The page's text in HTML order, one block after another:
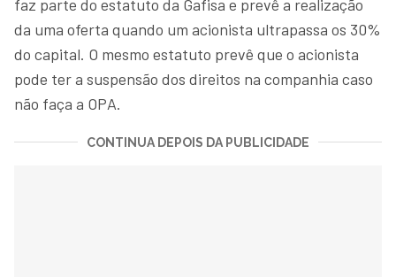
faz parte do estatuto da Gafisa e prevê a realização
da uma oferta quando um acionista ultrapassa os 30%
do capital. O mesmo estatuto prevê que o acionista
pode ter a suspensão dos direitos na companhia caso
não faça a OPA.
CONTINUA DEPOIS DA PUBLICIDADE